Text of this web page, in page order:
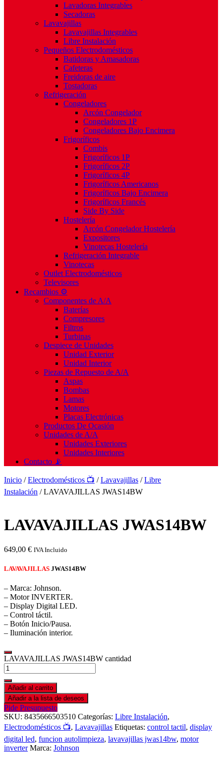
Lavadoras Integrables
Secadoras
Lavavajillas
Lavavajillas Integrables
Libre Instalación
Pequeños Electrodomésticos
Batidoras y Amasadoras
Cafeteras
Freidoras de aire
Tostadoras
Refrigeración
Congeladores
Arcón Congelador
Congeladores 1P
Congeladores Bajo Encimera
Frigoríficos
Combis
Frigoríficos 1P
Frigoríficos 2P
Frigoríficos 4P
Frigoríficos Americanos
Frigoríficos Bajo Encimera
Frigoríficos Francés
Side By Side
Hostelería
Arcón Congelador Hostelería
Expositores
Vinotecas Hostelería
Refrigeración Integrable
Vinotecas
Outlet Electrodomésticos
Televisores
Recambios ⚙️
Componentes de A/A
Baterías
Compresores
Filtros
Turbinas
Despiece de Unidades
Unidad Exterior
Unidad Interior
Piezas de Repuesto de A/A
Aspas
Bombas
Lamas
Motores
Placas Electrónicas
Productos De Ocasión
Unidades de A/A
Unidades Exteriores
Unidades Interiores
Contacto 📡
Inicio /Electrodomésticos 📺 /Lavavajillas /Libre
Instalación / LAVAVAJILLAS JWAS14BW
LAVAVAJILLAS JWAS14BW
649,00 € IVA Incluido
LAVAVAJILLAS JWAS14BW
– Marca: Johnson.
– Motor INVERTER.
– Display Digital LED.
– Control táctil.
– Botón Inicio/Pausa.
– Iluminación interior.
LAVAVAJILLAS JWAS14BW cantidad
Añadir al carrito
Añadir a la lista de deseos
Pide Presupuesto
SKU: 8435666503510 Categorías: Libre Instalación,
Electrodomésticos 📺, Lavavajillas Etiquetas: control tactil, display
digital led, funcion autolimpieza, lavavajillas jwas14bw, motor
inverter Marca: Johnson